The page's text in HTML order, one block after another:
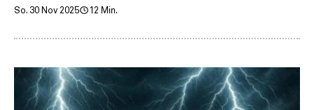
So. 30 Nov 2025 12 Min.